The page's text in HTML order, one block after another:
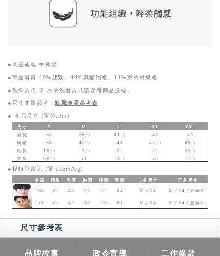
●商品產地 中國製
●商品材質 45%嫘縈、44%聚酯纖維、11%萊賽爾纖維
●洗滌方式 ※ 衣物洗滌方式請參考商品洗標。
●尺寸丈量參考： 點擊查看參考表
● 商品尺寸 (單位:cm)
尺寸 S M L XL
XXL
肩寬
36 38.5 41.5 43
45
胸圍
38 40.5 43 45.5
48.5
袖長
18.5 19.5 21 22
23.5
衣長
68.5 71 73.5 76 77.5
● 模特兒資訊 (單位:cm/kg)
身高 體重 肩寬 胸圍 腰圍 臀圍 上身 尺寸 下身 尺寸
188 65 45 95 72 94 M／04 M／04／腰圍31
178 65 47 89 73 94 M／04 M／04／腰圍31
尺寸參考表
品牌故事 政令宣導 工作條款